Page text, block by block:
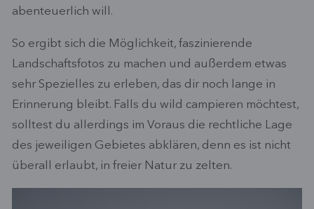
abenteuerlich will.
So ergibt sich die Möglichkeit, faszinierende
Landschaftsfotos zu machen und außerdem etwas
sehr Spezielles zu erleben, das dir noch lange in
Erinnerung bleibt. Falls du wild campieren möchtest,
solltest du allerdings im Voraus die rechtliche Lage
des jeweiligen Gebietes abklären, denn es ist nicht
überall erlaubt, in freier Natur zu zelten.